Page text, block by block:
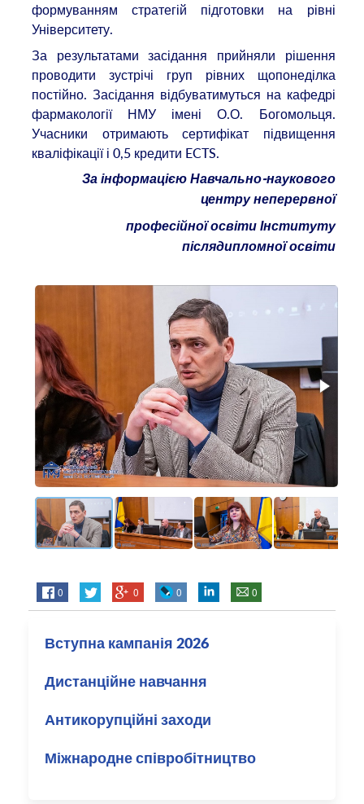
формуванням стратегій підготовки на рівні
Університету.
За результатами засідання прийняли рішення
проводити зустрічі груп рівних щопонеділка
постійно. Засідання відбуватимуться на кафедрі
фармакології НМУ імені О.О. Богомольця.
Учасники отримають сертифікат підвищення
кваліфікації і 0,5 кредити ECTS.
За інформацією Навчально-наукового
центру неперервної
професійної освіти Інституту
післядипломної освіти
0 0 0 0
Вступна кампанія 2026
Дистанційне навчання
Антикорупційні заходи
Міжнародне співробітництво